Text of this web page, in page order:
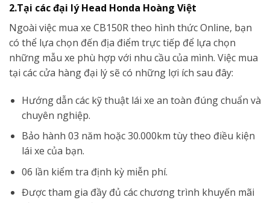
2.Tại các đại lý Head Honda Hoàng Việt
Ngoài việc mua xe CB150R theo hình thức Online, bạn
có thể lựa chọn đến địa điểm trực tiếp để lựa chọn
những mẫu xe phù hợp với nhu cầu của mình. Việc mua
tại các cửa hàng đại lý sẽ có những lợi ích sau đây:
Hướng dẫn các kỹ thuật lái xe an toàn đúng chuẩn và
chuyên nghiệp.
Bảo hành 03 năm hoặc 30.000km tùy theo điều kiện
lái xe của bạn.
06 lần kiểm tra định kỳ miễn phí.
Được tham gia đầy đủ các chương trình khuyến mãi